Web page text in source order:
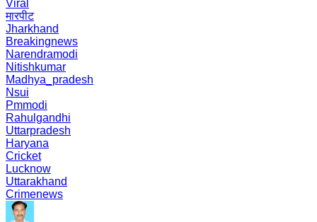
Viral
मारपीट
Jharkhand
Breakingnews
Narendramodi
Nitishkumar
Madhya_pradesh
Nsui
Pmmodi
Rahulgandhi
Uttarpradesh
Haryana
Cricket
Lucknow
Uttarakhand
Crimenews